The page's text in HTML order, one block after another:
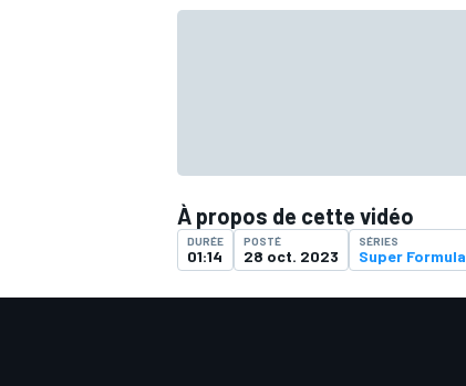
À propos de cette vidéo
DURÉE
01:14
POSTÉ
28 oct. 2023
SÉRIES
Super Formula